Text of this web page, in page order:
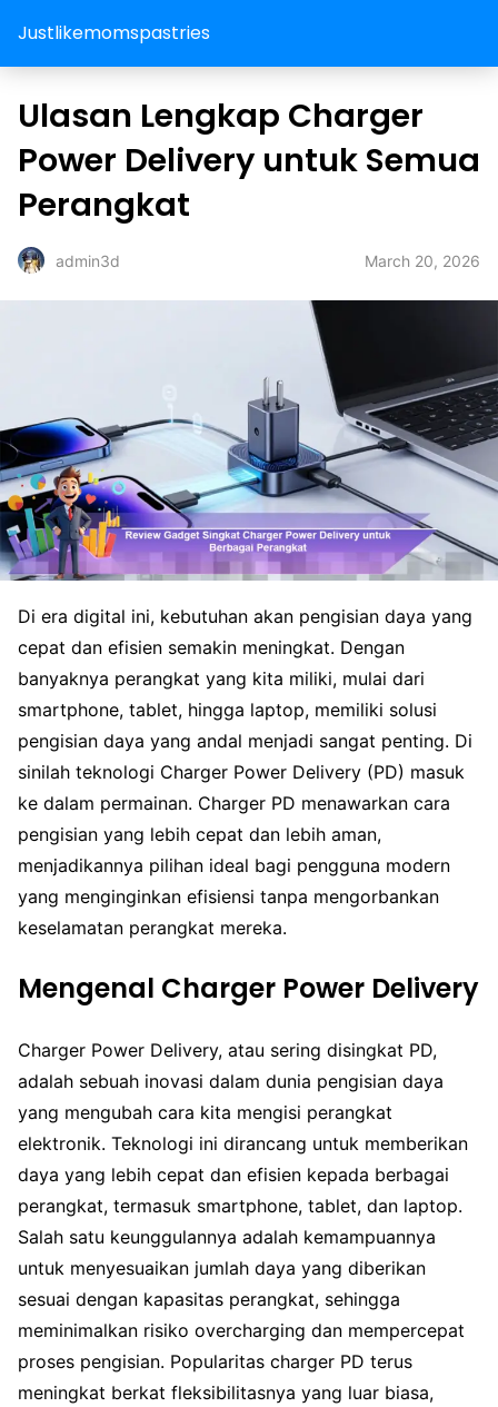
Justlikemomspastries
Ulasan Lengkap Charger
Power Delivery untuk Semua
Perangkat
admin3d March 20, 2026
Di era digital ini, kebutuhan akan pengisian daya yang
cepat dan efisien semakin meningkat. Dengan
banyaknya perangkat yang kita miliki, mulai dari
smartphone, tablet, hingga laptop, memiliki solusi
pengisian daya yang andal menjadi sangat penting. Di
sinilah teknologi Charger Power Delivery (PD) masuk
ke dalam permainan. Charger PD menawarkan cara
pengisian yang lebih cepat dan lebih aman,
menjadikannya pilihan ideal bagi pengguna modern
yang menginginkan efisiensi tanpa mengorbankan
keselamatan perangkat mereka.
Mengenal Charger Power Delivery
Charger Power Delivery, atau sering disingkat PD,
adalah sebuah inovasi dalam dunia pengisian daya
yang mengubah cara kita mengisi perangkat
elektronik. Teknologi ini dirancang untuk memberikan
daya yang lebih cepat dan efisien kepada berbagai
perangkat, termasuk smartphone, tablet, dan laptop.
Salah satu keunggulannya adalah kemampuannya
untuk menyesuaikan jumlah daya yang diberikan
sesuai dengan kapasitas perangkat, sehingga
meminimalkan risiko overcharging dan mempercepat
proses pengisian. Popularitas charger PD terus
meningkat berkat fleksibilitasnya yang luar biasa,